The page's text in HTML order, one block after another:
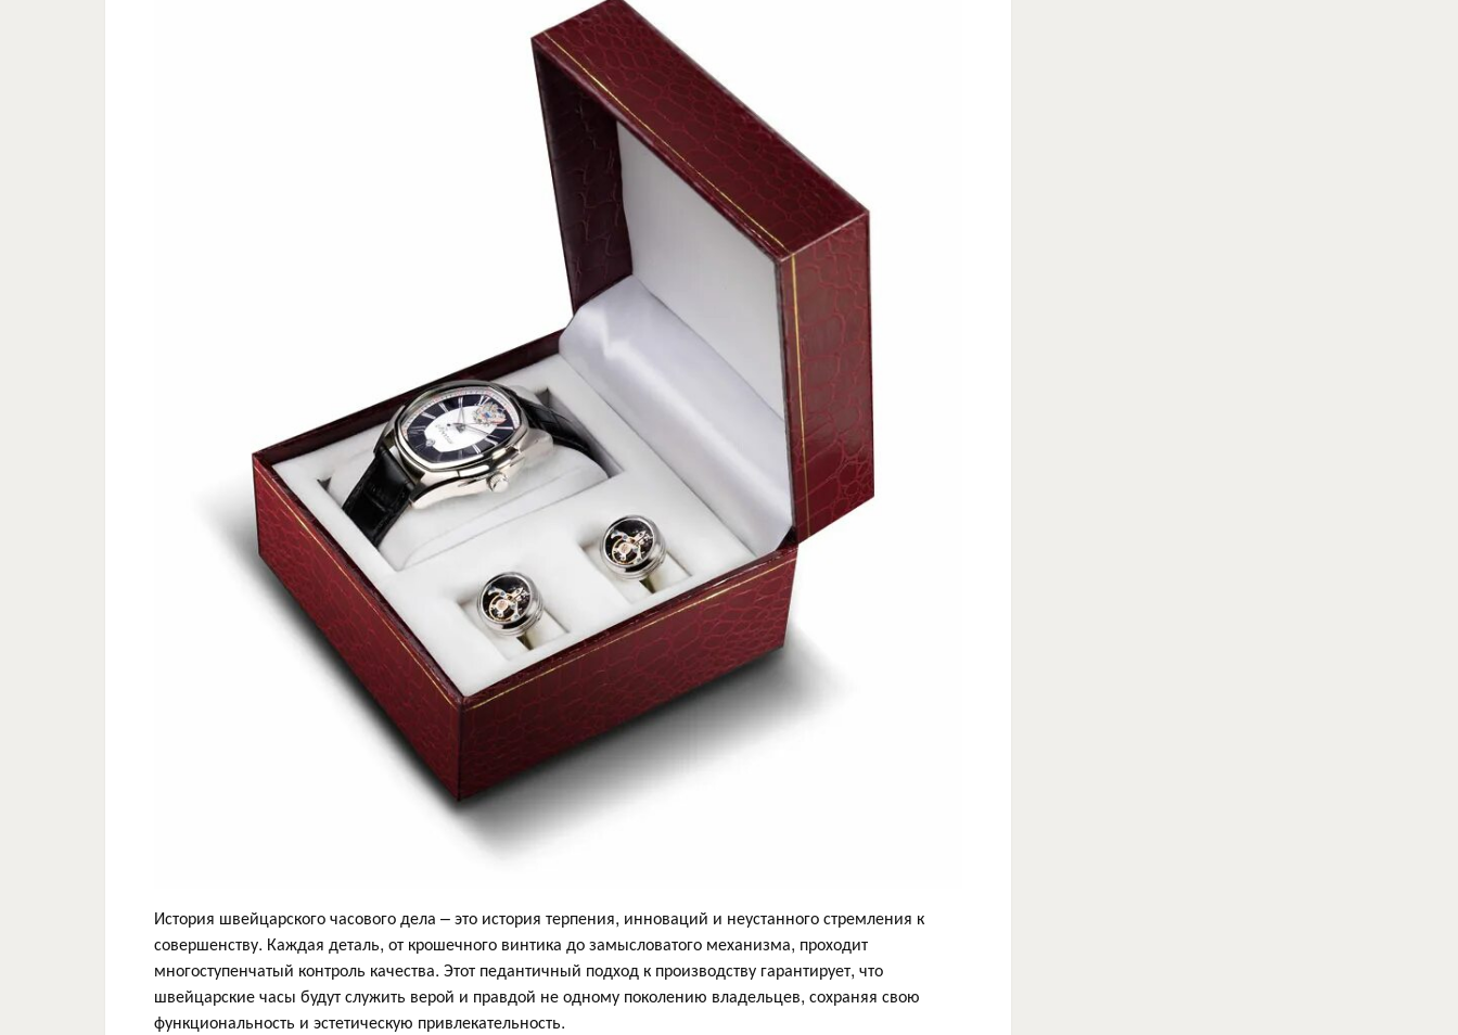
История швейцарского часового дела – это история терпения, инноваций и неустанного стремления к
совершенству. Каждая деталь, от крошечного винтика до замысловатого механизма, проходит
многоступенчатый контроль качества. Этот педантичный подход к производству гарантирует, что
швейцарские часы будут служить верой и правдой не одному поколению владельцев, сохраняя свою
функциональность и эстетическую привлекательность.